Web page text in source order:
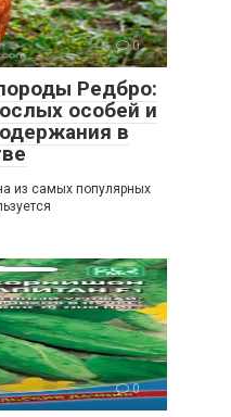
0
Редбро:
особей и
в
из самых популярных
0